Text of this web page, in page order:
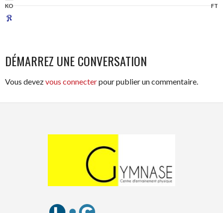
KO FT
DÉMARREZ UNE CONVERSATION
Vous devezvous connecterpour publier un commentaire.